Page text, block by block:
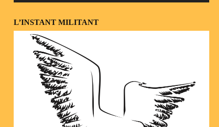
L’INSTANT MILITANT